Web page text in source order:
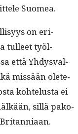
Suomea.
on eri­
tulleet työl­
että Yhdys­val­
mis­sään olete­
kohtelus­ta ei
sil­lä pako­